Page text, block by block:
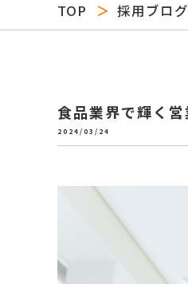
TOP 採用ブログ
食品業界で輝く
2024/03/24